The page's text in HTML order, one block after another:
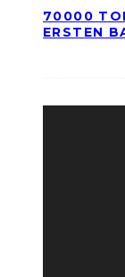
70000
ERSTEN